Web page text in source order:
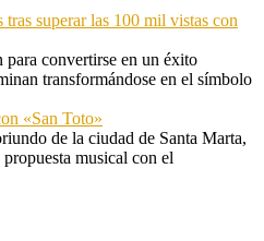
superar las 100 mil vistas con
para convertirse en un éxito
transformándose en el símbolo
«San Toto»
de la ciudad de Santa Marta,
musical con el